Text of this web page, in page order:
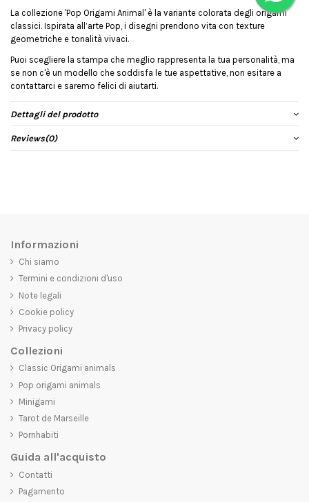
La collezione 'Pop Origami Animal' è la variante colorata degli origami
classici. Ispirata all’arte Pop, i disegni prendono vita con texture
geometriche e tonalità vivaci.
Puoi scegliere la stampa che meglio rappresenta la tua personalità, ma
se non c'è un modello che soddisfa le tue aspettative, non esitare a
contattarci e saremo felici di aiutarti.
Dettagli del prodotto
Reviews(0)
Informazioni
Chi siamo
Termini e condizioni d'uso
Note legali
Cookie policy
Privacy policy
Collezioni
Classic Origami animals
Pop origami animals
Minigami
Tarot de Marseille
Pornhabiti
Guida all'acquisto
Contatti
Pagamento